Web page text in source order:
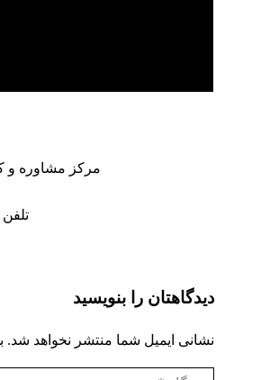
مرکز مشاوره و
تلفن جهت
دیدگاهتان را بنویسید
نشانی ایمیل شما منتشر نخواهد شد.